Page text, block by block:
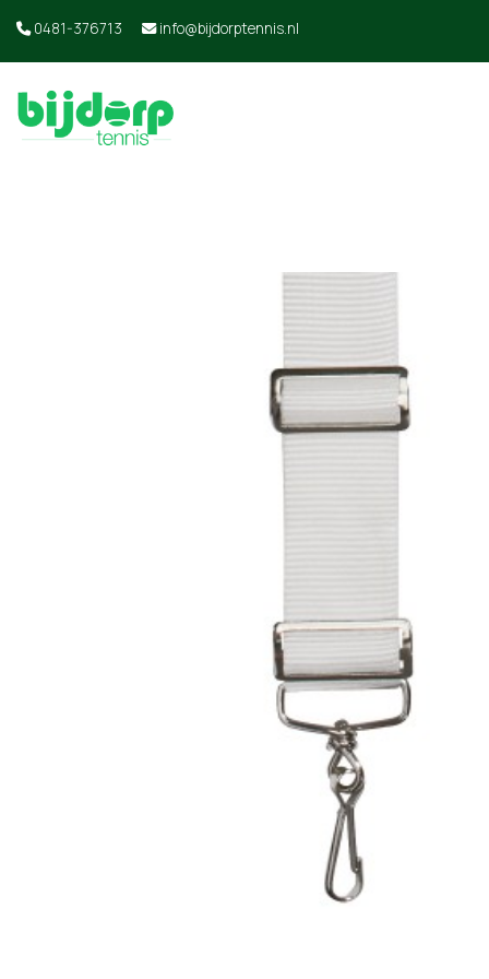
0481-376713 info@bijdorptennis.nl